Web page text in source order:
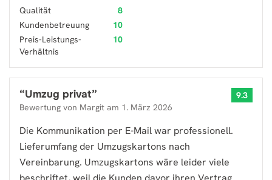
Qualität
8
Kundenbetreuung
10
Preis-Leistungs-
Verhältnis
10
“Umzug privat”
Bewertung von Margit am 1. März 2026
9.3
Die Kommunikation per E-Mail war professionell.
Lieferumfang der Umzugskartons nach
Vereinbarung. Umzugskartons wäre leider viele